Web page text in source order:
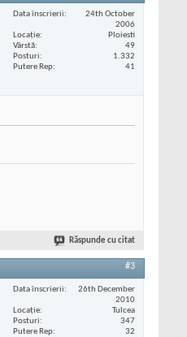
Data înscrierii
24th October
2006
Locaţie
Ploiesti
Vârstă
49
Posturi
1.332
Putere Rep
41
Răspunde cu citat
#3
Data înscrierii
26th December
2010
Locaţie
Tulcea
Posturi
347
Putere Rep
32